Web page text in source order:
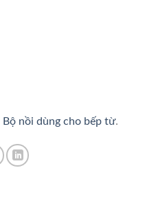
Bộ nồi dùng cho bếp từ.